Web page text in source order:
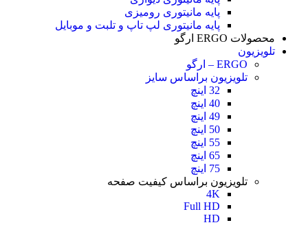
پایه مانیتوری رومیزی
پایه مانیتوری لپ تاپ و تلبت و موبایل
محصولات ERGO ارگو
تلویزیون
ERGO – ارگو
تلویزیون براساس سایز
32 اینچ
40 اینچ
49 اینچ
50 اینچ
55 اینچ
65 اینچ
75 اینچ
تلویزیون براساس کیفیت صفحه
4K
Full HD
HD